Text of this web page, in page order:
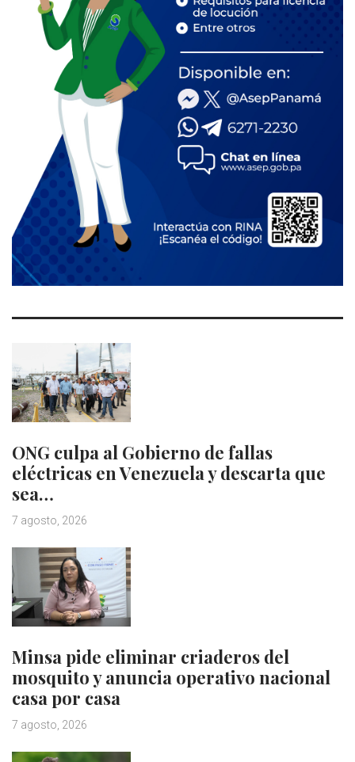
ONG culpa al Gobierno de fallas
eléctricas en Venezuela y descarta que
sea…
7 agosto, 2026
Minsa pide eliminar criaderos del
mosquito y anuncia operativo nacional
casa por casa
7 agosto, 2026